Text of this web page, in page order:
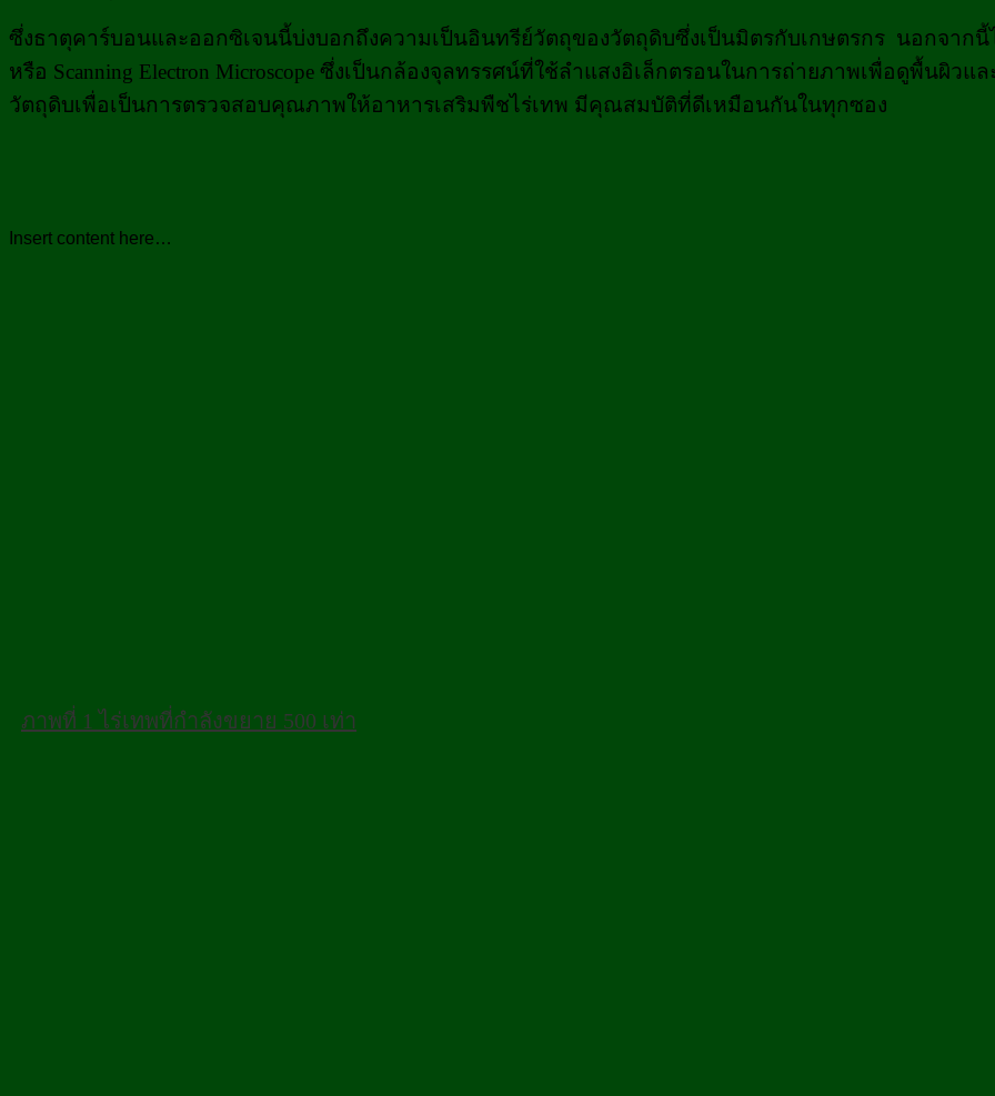
ซึ่งธาตุคาร์บอนและออกซิเจนนี้บ่งบอกถึงความเป็นอินทรีย์วัตถุของวัตถุดิบซึ่งเป็นมิตรกับเกษตรกร นอกจากนี้
หรือ Scanning Electron Microscope ซึ่งเป็นกล้องจุลทรรศน์ที่ใช้ลำแสงอิเล็กตรอนในการถ่ายภาพเพื่อดูพื้นผิวแ
วัตถุดิบเพื่อเป็นการตรวจสอบคุณภาพให้อาหารเสริมพืชไร่เทพ มีคุณสมบัติที่ดีเหมือนกันในทุกซอง
Insert content here…
ภาพที่ 1 ไร่เทพที่กำลังขยาย 500 เท่า